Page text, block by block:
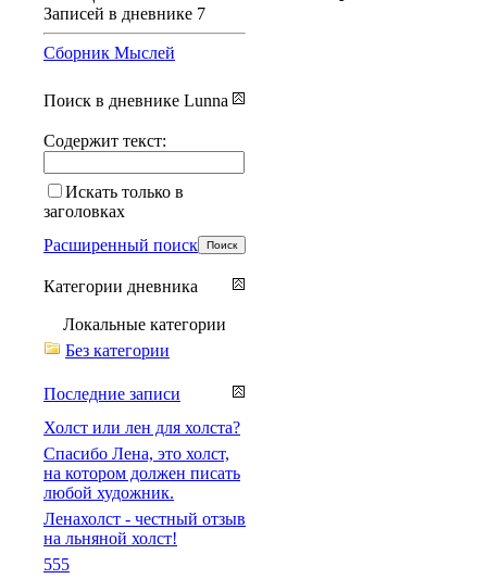
Записей в дневнике 7
Сборник Мыслей
Поиск в дневнике Lunna
Содержит текст:
Искать только в
заголовках
Расширенный поиск
Категории дневника
Локальные категории
Без категории
Последние записи
Холст или лен для холста?
Спасибо Лена, это холст,
на котором должен писать
любой художник.
Ленахолст - честный отзыв
на льняной холст!
555